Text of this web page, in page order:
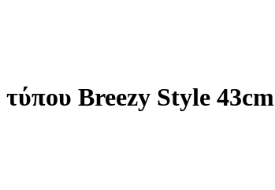
Breezy Style 43cm